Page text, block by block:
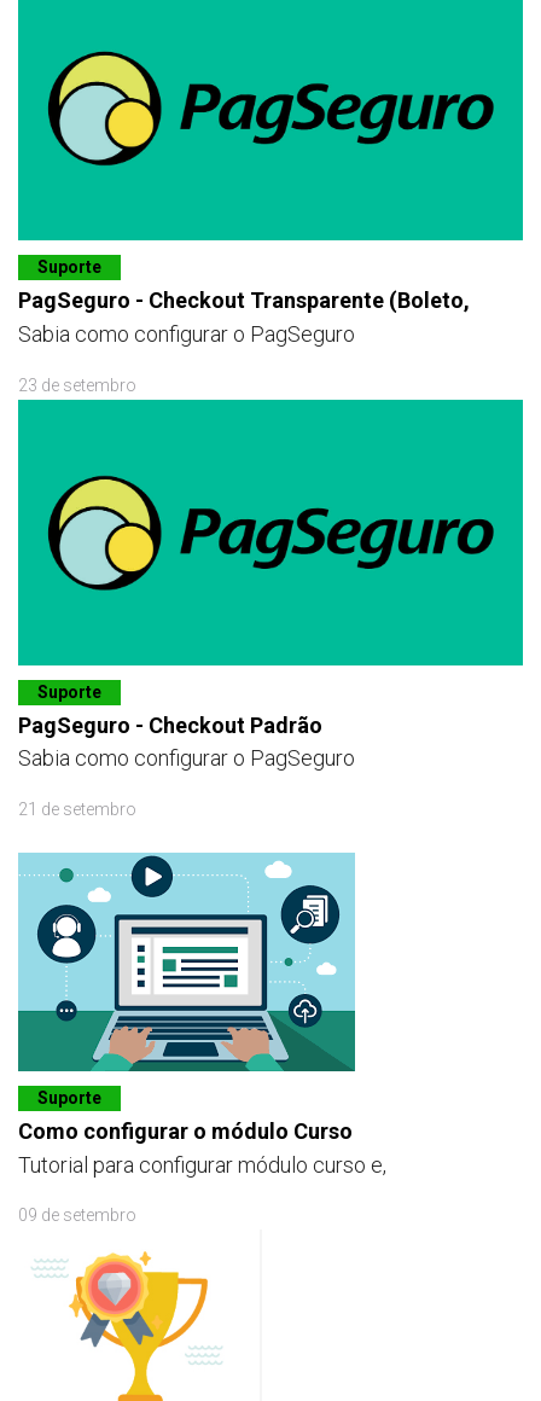
Suporte
PagSeguro - Checkout Transparente (Boleto,
Sabia como configurar o PagSeguro
23 de setembro
Suporte
PagSeguro - Checkout Padrão
Sabia como configurar o PagSeguro
21 de setembro
Suporte
Como configurar o módulo Curso
Tutorial para configurar módulo curso e,
09 de setembro